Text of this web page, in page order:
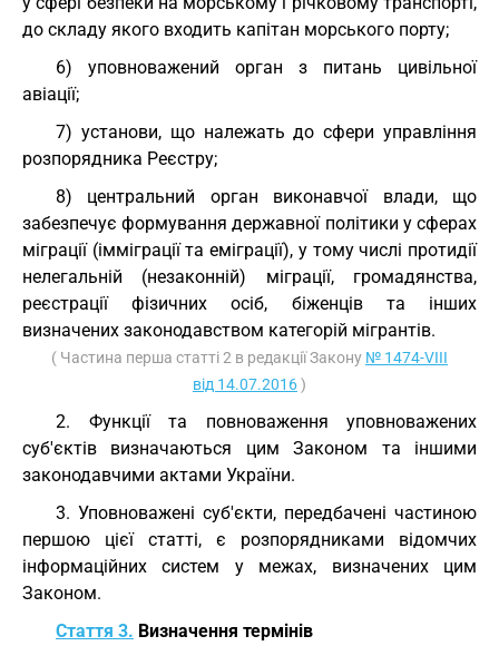
до складу якого входить капітан морського порту;
6) уповноважений орган з питань цивільної
авіації;
7) установи, що належать до сфери управління
розпорядника Реєстру;
8) центральний орган виконавчої влади, що
забезпечує формування державної політики у сферах
міграції (імміграції та еміграції), у тому числі протидії
нелегальній (незаконній) міграції, громадянства,
реєстрації фізичних осіб, біженців та інших
визначених законодавством категорій мігрантів.
( Частина перша статті 2 в редакції Закону № 1474-VIII
від 14.07.2016)
2. Функції та повноваження уповноважених
суб'єктів визначаються цим Законом та іншими
законодавчими актами України.
3. Уповноважені суб'єкти, передбачені частиною
першою цієї статті, є розпорядниками відомчих
інформаційних систем у межах, визначених цим
Законом.
Стаття 3. Визначення термінів